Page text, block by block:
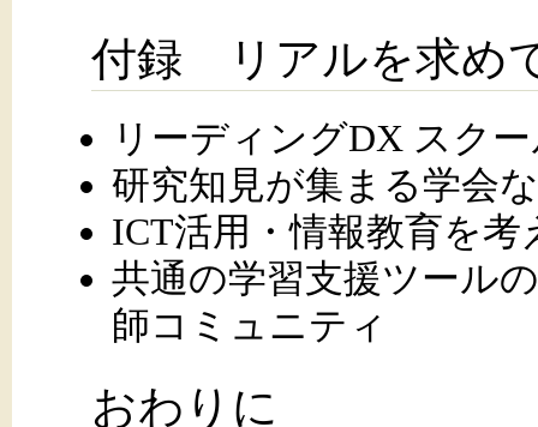
付録 リアルを求め
リーディングDX スク
研究知見が集まる学会
ICT活用・情報教育を
共通の学習支援ツール
師コミュニティ
おわりに